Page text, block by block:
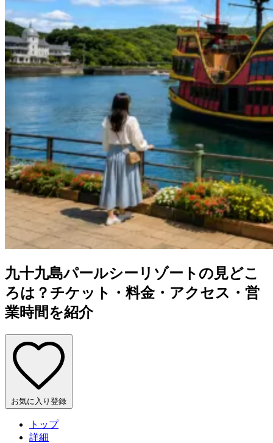
九十九島パールシーリゾートの見どこ
ろは？チケット・料金・アクセス・営
業時間を紹介
お気に入り登録
トップ
詳細